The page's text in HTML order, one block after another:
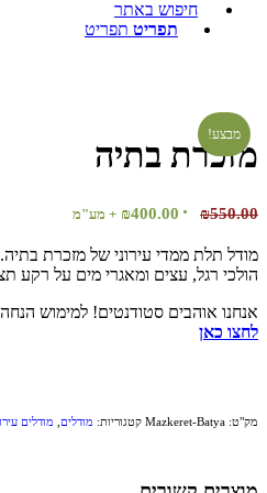
חיפוש באתר
תפריט תפריט
מבצע!
מזכרת בתיה
₪550.00
המחיר
היה:
₪400.00
המחיר
הוא:
+ מע"מ
מודל תלת ממדי עירוני של מזכרת בתיה.
הולכי רגל, עצים ומאגרי מים על רקע
אנחנו אוהבים סטודנטים! למימוש
לחצו כאן
מק"ט: Mazkeret-Batya קטגוריות: מודלים מודלים